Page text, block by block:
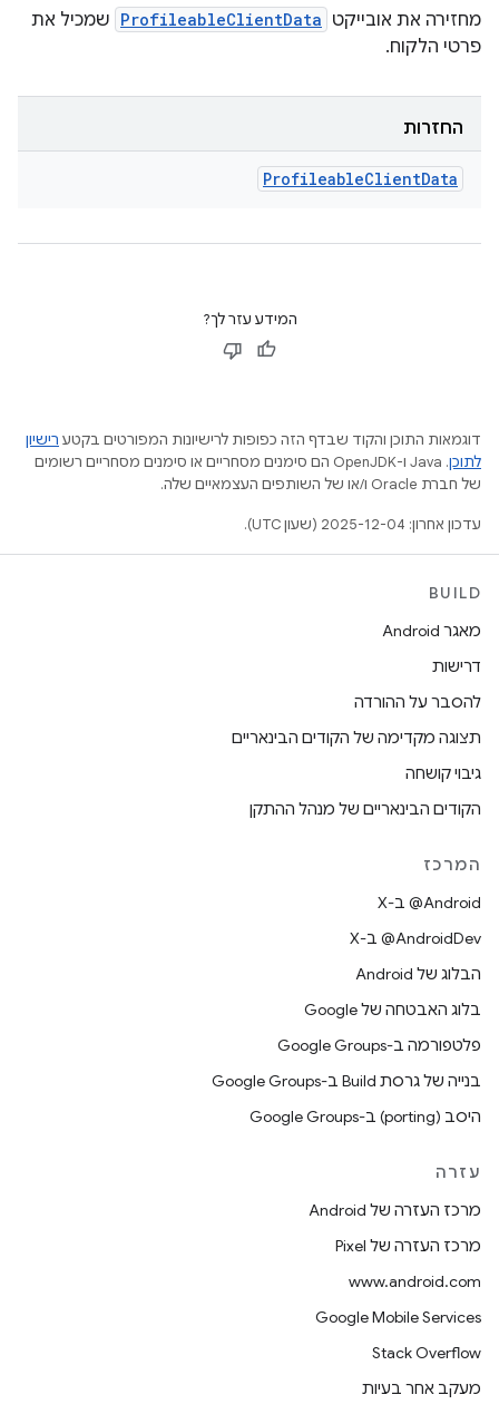
מחזירה את אובייקט ProfileableClientData שמכיל את
פרטי הלקוח.
החזרות
ProfileableClientData
המידע עזר לך?
דוגמאות התוכן והקוד שבדף הזה כפופות לרישיונות המפורטים בקטע רישיון
לתוכן
.‏ Java ו-OpenJDK הם סימנים מסחריים או סימנים מסחריים רשומים
של חברת Oracle ו/או של השותפים העצמאיים שלה.
עדכון אחרון: 2025-12-04 (שעון UTC).
BUILD
מאגר Android
דרישות
להסבר על ההורדה
תצוגה מקדימה של הקודים הבינאריים
גיבוי קושחה
הקודים הבינאריים של מנהל ההתקן
המרכז
‫‎@Android ב-X
‫‎@AndroidDev ב-X
הבלוג של Android
בלוג האבטחה של Google
פלטפורמה ב-Google Groups
בנייה של גרסת Build ב-Google Groups
היסב (porting) ב-Google Groups
עזרה
מרכז העזרה של Android
מרכז העזרה של Pixel
www.android.com
Google Mobile Services
Stack Overflow
מעקב אחר בעיות